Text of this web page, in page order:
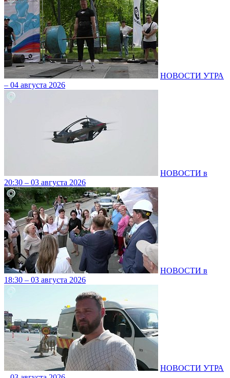
НОВОСТИ УТРА
– 04 августа 2026
НОВОСТИ в
20:30 – 03 августа 2026
НОВОСТИ в
18:30 – 03 августа 2026
НОВОСТИ УТРА